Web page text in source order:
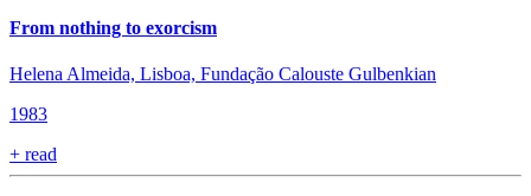
From nothing to exorcism
Helena Almeida, Lisboa, Fundação Calouste Gulbenkian
1983
+ read